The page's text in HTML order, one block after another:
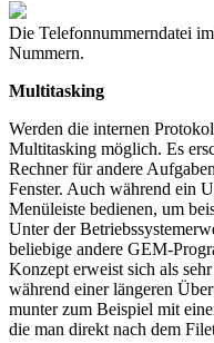
Die Telefonnummerndatei
Nummern.
Multitasking
Werden die internen
Multitasking möglich. Es
Rechner für andere
Fenster. Auch während ein
Menüleiste bedienen, um
Unter der
beliebige andere GEM-
Konzept erweist sich als
während einer längeren
munter zum Beispiel mit
die man direkt nach dem